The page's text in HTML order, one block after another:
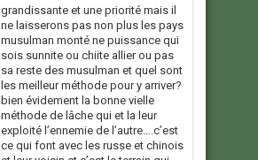
grandissante et une priorité mais il
ne laisserons pas non plus les pays
musulman monté ne puissance qui
sois sunnite ou chiite allier ou pas
sa reste des musulman et quel sont
les meilleur méthode pour y arriver?
bien évidement la bonne vielle
méthode de lâche qui et la leur
exploité l’ennemie de l’autre….c’est
ce qui font avec les russe et chinois